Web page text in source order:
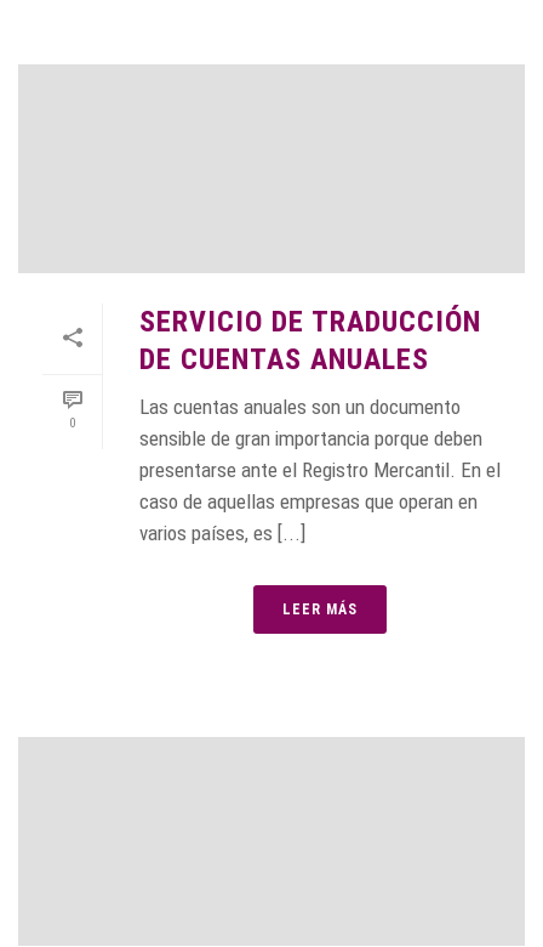
0
SERVICIO DE TRADUCCIÓN
DE CUENTAS ANUALES
Las cuentas anuales son un documento
sensible de gran importancia porque deben
presentarse ante el Registro Mercantil. En el
caso de aquellas empresas que operan en
varios países, es [...]
LEER MÁS